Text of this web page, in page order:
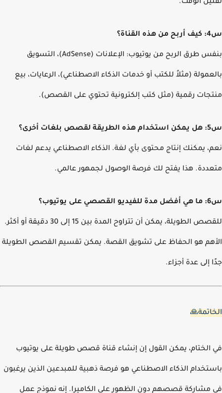
الوقت.
بنفس طرق الربح من يوتيوب: الإعلانات (AdSense)، التسويق
(مثلاً للكتب أو خدمات الذكاء الاصطناعي)، الرعايات، بيع
رقمية (مثل كتب إلكترونية تحتوي على القصص).
يمكنك إنتاج محتوى بأي لغة. الذكاء الاصطناعي يدعم لغات
هذا يفتح لك فرصة الوصول لجمهور عالمي.
للقصص الطويلة، يمكن أن تتراوح المدة بين 15 إلى 30 دقيقة أو أكثر.
هو الحفاظ على تشويق القصة. يمكن تقسيم القصص الطويلة
إلى عدة أجزاء.
يمكن القول إن إنشاء قناة قصص طويلة على يوتيوب
الذكاء الاصطناعي هو فرصة ذهبية للمبدعين الذين يرغبون
مشاركة قصصهم دون الظهور على الكاميرا. إنه نموذج عمل